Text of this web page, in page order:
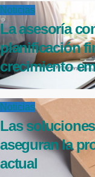
Noticias
La asesoría
planificación
crecimiento
Noticias
Las
aseguran la
actual